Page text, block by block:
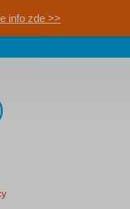
info zde >>